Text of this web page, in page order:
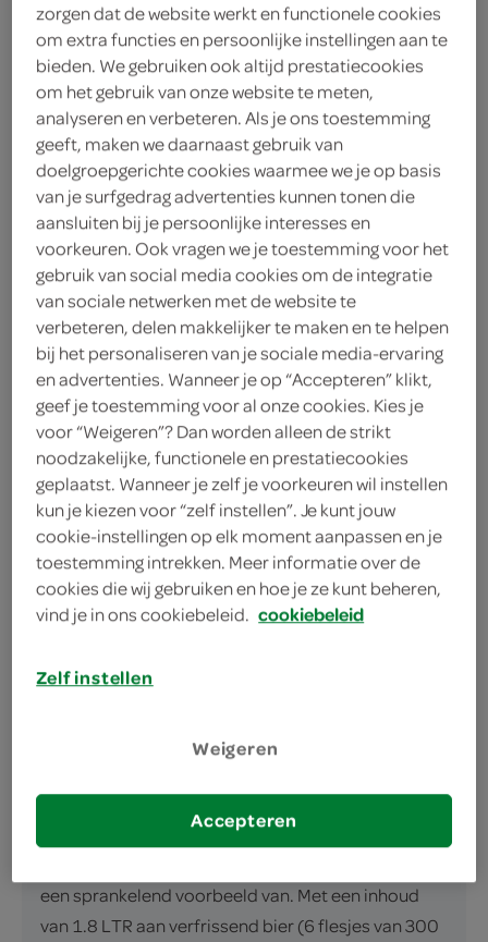
< 25 jaar? Laat je
legitimatie zien
< 18 jaar verkopen wij
geen alcohol
meer
informatie
8.
39
1.8 Liter
Let op: aanbiedingen zijn niet zichtbaar bij de
producten, maar worden wél automatisch
verwerkt in de winkelmand.
Geniet van Affligem: Fris, Fruitig, Perfect Borrel!
Een fris en fruitig biertje
Gezellig avondje BBQ'en
Met sinaasappelschil en koriander
omschrijving
Bourgondisch genieten met Affligem Belgisch Wit
Iedere fijnproever weet dat Belgische bieren een
een sprankelend voorbeeld van. Met een inhoud
van 1.8 LTR aan verfrissend bier (6 flesjes van 300
zorgen dat de website werkt en functionele cookies
om extra functies en persoonlijke instellingen aan te
bieden. We gebruiken ook altijd prestatiecookies
om het gebruik van onze website te meten,
analyseren en verbeteren. Als je ons toestemming
geeft, maken we daarnaast gebruik van
doelgroepgerichte cookies waarmee we je op basis
van je surfgedrag advertenties kunnen tonen die
aansluiten bij je persoonlijke interesses en
voorkeuren. Ook vragen we je toestemming voor het
gebruik van social media cookies om de integratie
van sociale netwerken met de website te
verbeteren, delen makkelijker te maken en te helpen
bij het personaliseren van je sociale media-ervaring
en advertenties. Wanneer je op “Accepteren” klikt,
geef je toestemming voor al onze cookies. Kies je
voor “Weigeren”? Dan worden alleen de strikt
noodzakelijke, functionele en prestatiecookies
geplaatst. Wanneer je zelf je voorkeuren wil instellen
kun je kiezen voor “zelf instellen”. Je kunt jouw
cookie-instellingen op elk moment aanpassen en je
toestemming intrekken. Meer informatie over de
cookies die wij gebruiken en hoe je ze kunt beheren,
vind je in ons cookiebeleid. cookiebeleid
Zelf instellen
Weigeren
Accepteren